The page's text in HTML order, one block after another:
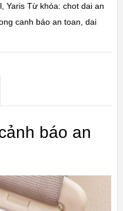
, Yaris Từ khóa: chot dai an
canh báo an toan dai
báo an